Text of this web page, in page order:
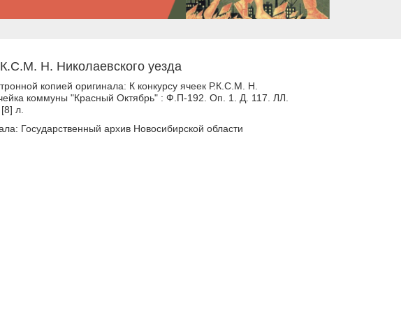
Н. Николаевского уезда
копией оригинала: К конкурсу ячеек Р.К.С.М. Н.
коммуны "Красный Октябрь" : Ф.П-192. Оп. 1. Д. 117. ЛЛ.
л.
Государственный архив Новосибирской области